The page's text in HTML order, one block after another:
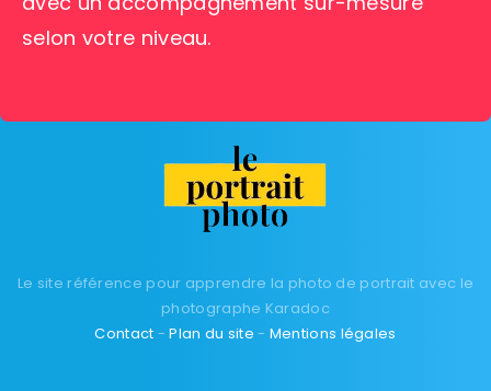
selon votre niveau.
Le site référence pour apprendre la photo de portrait avec le
photographe Karadoc
Contact -Plan du site - Mentions légales